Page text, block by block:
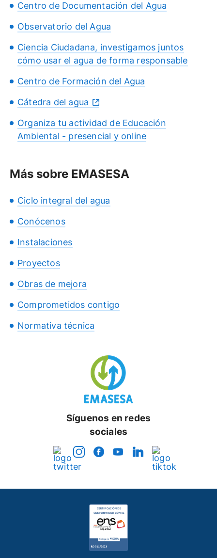
Centro de Documentación del Agua
Observatorio del Agua
Ciencia Ciudadana, investigamos juntos
cómo usar el agua de forma responsable
Centro de Formación del Agua
Cátedra del agua
Organiza tu actividad de Educación
Ambiental - presencial y online
Más sobre EMASESA
Ciclo integral del agua
Conócenos
Instalaciones
Proyectos
Obras de mejora
Comprometidos contigo
Normativa técnica
Síguenos en redes
sociales